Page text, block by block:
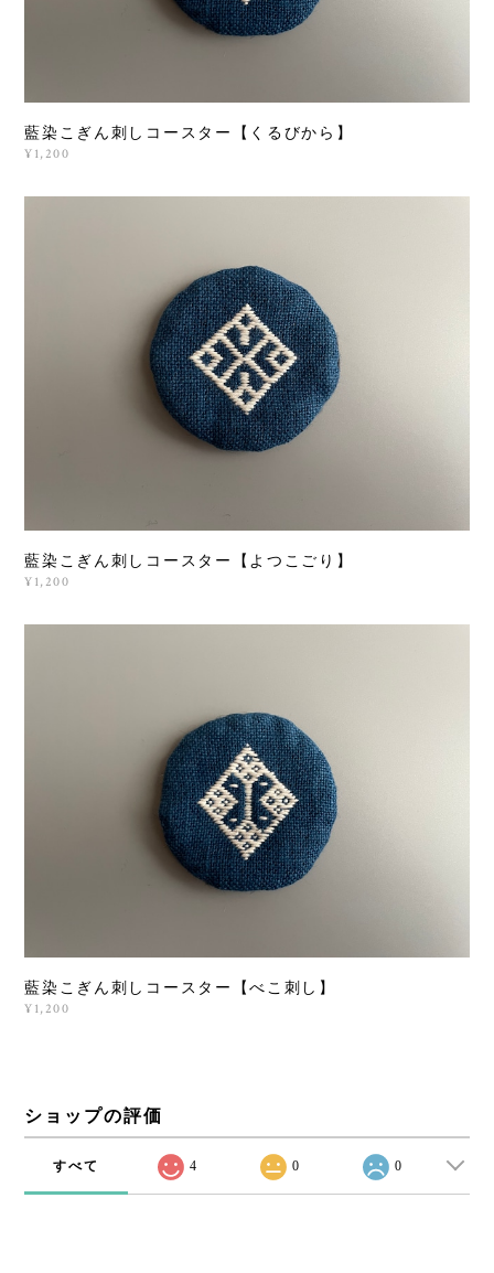
藍染こぎん刺しコースター【くるびから】
¥1,200
藍染こぎん刺しコースター【よつこごり】
¥1,200
藍染こぎん刺しコースター【べこ刺し】
¥1,200
ショップの評価
すべて 4 0 0